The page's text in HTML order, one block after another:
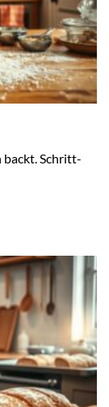
backt. Schritt-